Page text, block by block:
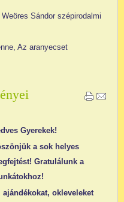
Sándor szépirodalmi
Az aranyecset
Gyerekek!
a sok helyes
Gratulálunk a
ajándékokat, okleveleket